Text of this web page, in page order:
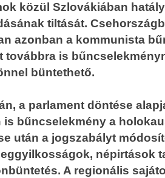
közül Szlovákiában
tiltását.
azonban a kommunista
továbbra is
büntethető.
a parlament döntése
is bűncselekmény a
után a jogszabályt
népirtások
A regionális